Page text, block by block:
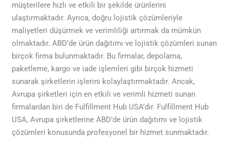
müşterilere hızlı ve etkili bir şekilde ürünlerini
ulaştırmaktadır. Ayrıca, doğru lojistik çözümleriyle
maliyetleri düşürmek ve verimliliği artırmak da mümkün
olmaktadır. ABD’de ürün dağıtımı ve lojistik çözümleri sunan
birçok firma bulunmaktadır. Bu firmalar, depolama,
paketleme, kargo ve iade işlemleri gibi birçok hizmeti
sunarak şirketlerin işlerini kolaylaştırmaktadır. Ancak,
Avrupa şirketleri için en etkili ve verimli hizmeti sunan
firmalardan biri de Fulfillment Hub USA’dır. Fulfillment Hub
USA, Avrupa şirketlerine ABD’de ürün dağıtımı ve lojistik
çözümleri konusunda profesyonel bir hizmet sunmaktadır.